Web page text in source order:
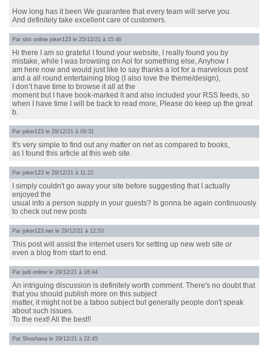
How long has it been We guarantee that every team will serve you.
And definitely take excellent care of customers.
Par slot online joker123 le 25/12/21 à 15:46
Hi there I am so grateful I found your website, I really found you by
mistake, while I was browsing on Aol for something else, Anyhow I
am here now and would just like to say thanks a lot for a marvelous post
and a all round entertaining blog (I also love the theme/design),
I don’t have time to browse it all at the
moment but I have book-marked it and also included your RSS feeds, so
when I have time I will be back to read more, Please do keep up the great
b.
Par joker123 le 29/12/21 à 09:31
It's very simple to find out any matter on net as compared to books,
as I found this article at this web site.
Par joker123 le 29/12/21 à 11:22
I simply couldn't go away your site before suggesting that I actually
enjoyed the
usual info a person supply in your guests? Is gonna be again continuously
to check out new posts
Par joker123.net le 29/12/21 à 12:53
This post will assist the internet users for setting up new web site or
even a blog from start to end.
Par judi online le 29/12/21 à 18:44
An intriguing discussion is definitely worth comment. There's no doubt that
that you should publish more on this subject
matter, it might not be a taboo subject but generally people don't speak
about such issues.
To the next! All the best!!
Par Shoshana le 29/12/21 à 22:45